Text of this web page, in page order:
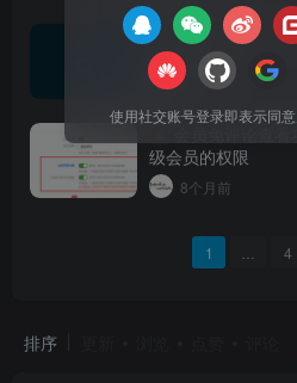
5
无需微信认证
现快捷登录
8个月前
会员免评论查
级会员的权限
8个月前
1 4
排序
使用社交账号登录即表示同意